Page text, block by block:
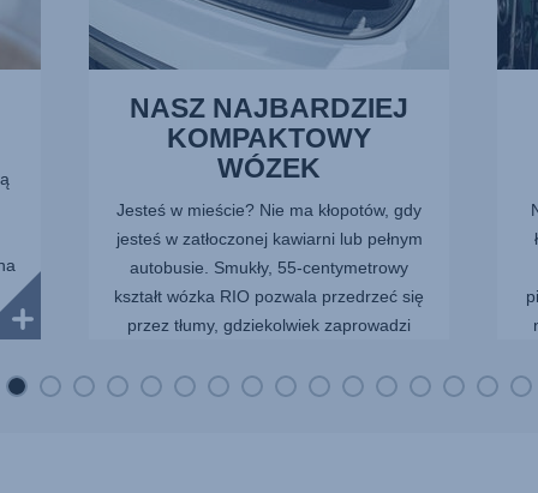
NASZ NAJBARDZIEJ
KOMPAKTOWY
WÓZEK
Jesteś w mieście? Nie ma kłopotów, gdy
jesteś w zatłoczonej kawiarni lub pełnym
autobusie. Smukły, 55-centymetrowy
kształt wózka RIO pozwala przedrzeć się
przez tłumy, gdziekolwiek zaprowadzi